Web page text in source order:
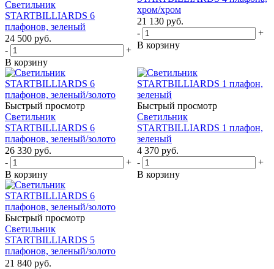
Светильник
STARTBILLIARDS 6
плафонов, зеленый
24 500 руб.
-
+
В корзину
хром/хром
21 130 руб.
-
+
В корзину
Быстрый просмотр
Светильник
STARTBILLIARDS 6
плафонов, зеленый/золото
26 330 руб.
-
+
В корзину
Быстрый просмотр
Светильник
STARTBILLIARDS 1 плафон,
зеленый
4 370 руб.
-
+
В корзину
Быстрый просмотр
Светильник
STARTBILLIARDS 5
плафонов, зеленый/золото
21 840 руб.